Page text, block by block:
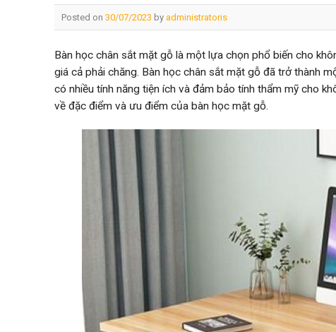
Posted on 30/07/2023 by administratoris
Bàn học chân sắt mặt gỗ là một lựa chọn phổ biến cho
giá cả phải chăng. Bàn học chân sắt mặt gỗ đã trở thành
có nhiều tính năng tiện ích và đảm bảo tính thẩm mỹ cho
về đặc điểm và ưu điểm của bàn học mặt gỗ.